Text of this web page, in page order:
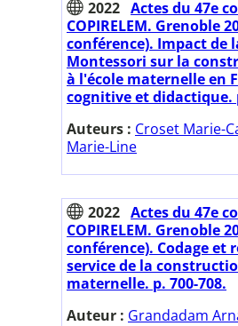
2022 Actes du 47e
COPIRELEM. Grenoble
conférence). Impact de
Montessori sur la
à l'école maternelle en
cognitive et didactique.
Auteurs : Croset Marie-
Marie-Line
2022 Actes du 47e
COPIRELEM. Grenoble
conférence). Codage et
service de la
maternelle. p. 700-708.
Auteur : Grandadam